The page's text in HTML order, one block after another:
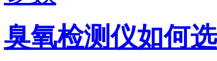
臭氧检测仪如何